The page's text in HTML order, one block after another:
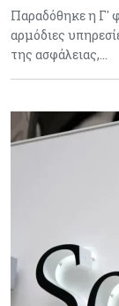
Παραδόθηκε η Γ'
αρμόδιες
της ασφάλειας,…